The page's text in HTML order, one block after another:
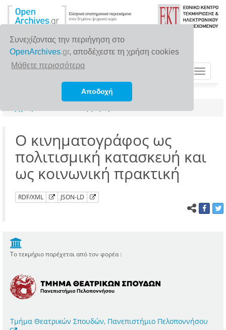
Συνεχίζοντας την περιήγηση στο
OpenArchives.gr, αποδέχεστε τη χρήση cookies
Μάθετε περισσότερα
Αποδοχή
Toggle
Ο κινηματογράφος ως
πολιτισμική κατασκευή και
ως κοινωνική πρακτική
RDF/XML JSON-LD
Το τεκμήριο παρέχεται από τον φορέα :
Τμήμα Θεατρικών Σπουδών, Πανεπιστήμιο Πελοποννήσου